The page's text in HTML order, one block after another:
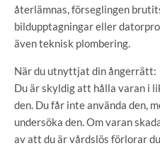
återlämnas, förseglingen
bildupptagningar eller
även teknisk plombering.
När du utnyttjat din ångerrätt:
Du är skyldig att hålla varan i
den. Du får inte använda den,
undersöka den. Om varan
av att du är vårdslös förlorar